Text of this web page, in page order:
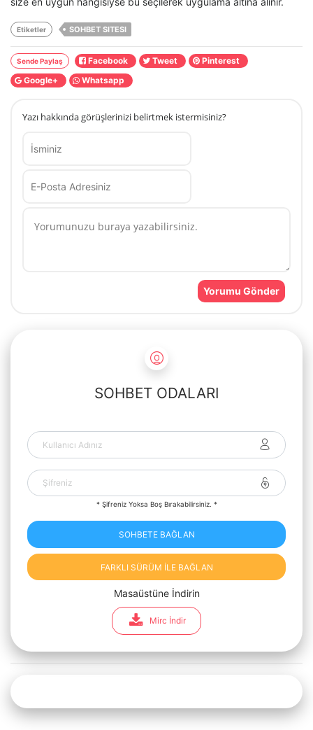
Etiketler SOHBET SITESI
Sende Paylaş Facebook Tweet
Pinterest
Google+
Whatsapp
Yazı hakkında görüşlerinizi belirtmek istermisiniz?
SOHBET ODALARI
* Şifreniz Yoksa Boş Bırakabilirsiniz. *
SOHBETE BAĞLAN
FARKLI SÜRÜM İLE BAĞLAN
Masaüstüne İndirin
Mirc İndir